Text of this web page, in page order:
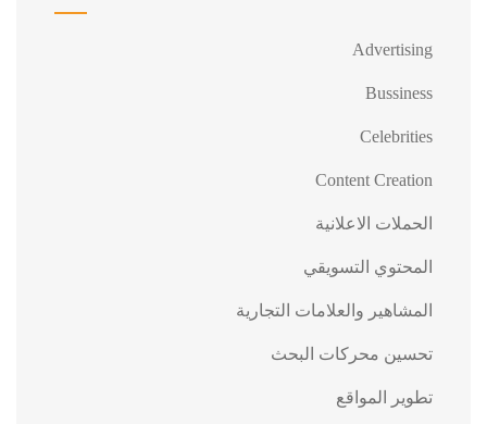
Advertising
Bussiness
Celebrities
Content Creation
الحملات الاعلانية
المحتوي التسويقي
المشاهير والعلامات التجارية
تحسين محركات البحث
تطوير المواقع